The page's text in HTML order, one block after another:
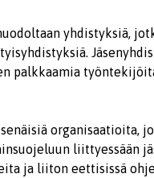
yhdistyksiä,
palkkaamia
organisaatioita,
ja liiton eettisissä